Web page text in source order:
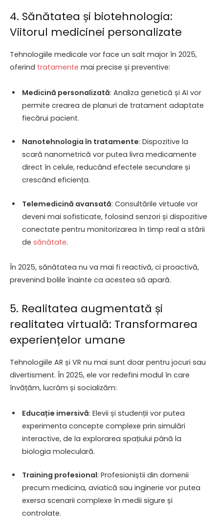
4. Sănătatea și biotehnologia:
Viitorul medicinei personalizate
Tehnologiile medicale vor face un salt major în 2025,
oferind tratamente mai precise și preventive:
Medicină personalizată: Analiza genetică și AI vor
permite crearea de planuri de tratament adaptate
fiecărui pacient.
Nanotehnologia în tratamente: Dispozitive la
scară nanometrică vor putea livra medicamente
direct în celule, reducând efectele secundare și
crescând eficiența.
Telemedicină avansată: Consultările virtuale vor
deveni mai sofisticate, folosind senzori și dispozitive
conectate pentru monitorizarea în timp real a stării
de sănătate.
În 2025, sănătatea nu va mai fi reactivă, ci proactivă,
prevenind bolile înainte ca acestea să apară.
5. Realitatea augmentată și
realitatea virtuală: Transformarea
experiențelor umane
Tehnologiile AR și VR nu mai sunt doar pentru jocuri sau
divertisment. În 2025, ele vor redefini modul în care
învățăm, lucrăm și socializăm:
Educație imersivă: Elevii și studenții vor putea
experimenta concepte complexe prin simulări
interactive, de la explorarea spațiului până la
biologia moleculară.
Training profesional: Profesioniștii din domenii
precum medicina, aviatică sau inginerie vor putea
exersa scenarii complexe în medii sigure și
controlate.